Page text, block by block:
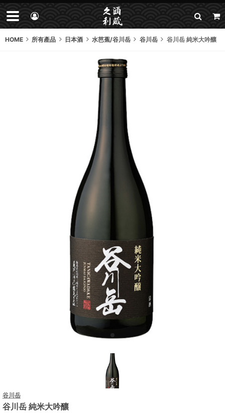
HOME 所有產品 日本酒 水芭蕉/谷川岳 谷川岳 谷川岳 純米大吟釀
谷川岳
谷川岳 純米大吟釀